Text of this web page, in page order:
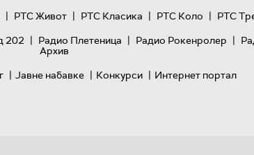
| РТС Живот | РТС Класика | РТС Коло | РТС
202 | Радио Плетеница | Радио Рокенролер |
Архив
| Јавне набавке | Конкурси | Интернет портал